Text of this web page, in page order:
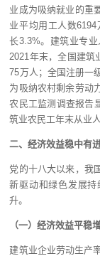
业成为吸纳就业的重
业平均用工人数
长3.3%。建筑业专
2021年末，全国建筑
75万人；全国注册一
为吸纳农村剩余劳动
农民工监测调查报告
筑业农民工年末从业
二、经济效益稳中有
党的十八大以来，我
新驱动和绿色发展持
升。
（一）经济效益平稳
建筑业企业劳动生产